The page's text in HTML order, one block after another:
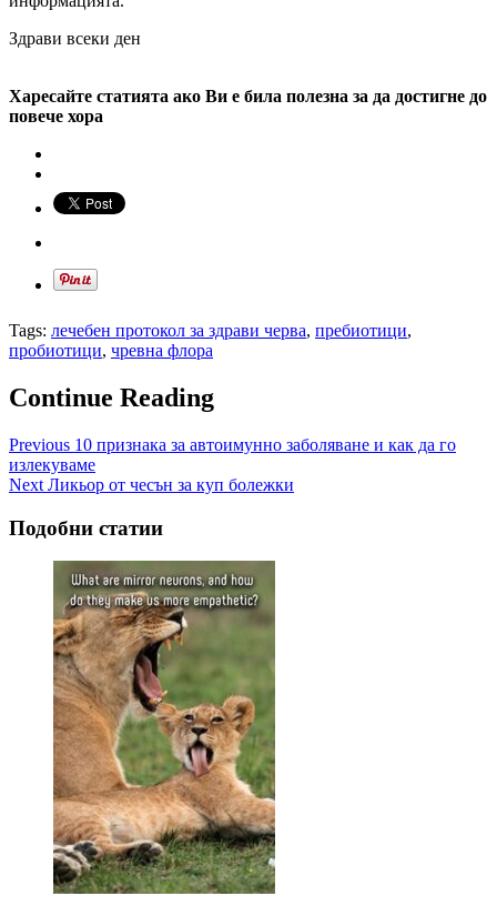
Здрави всеки ден
Харесайте статията ако Ви е била полезна за да достигне до
повече хора
Tags: лечебен протокол за здрави черва, пребиотици,
пробиотици, чревна флора
Continue Reading
Previous 10 признака за автоимунно заболяване и как да го
излекуваме
Next Ликьор от чесън за куп болежки
Подобни статии